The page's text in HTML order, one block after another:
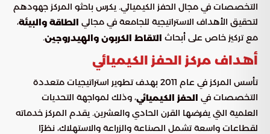
التخصصات في مجال الحفز الكيميائي. يكرس باحثو المركز جهودهم
لتحقيق الأهداف الاستراتيجية للجامعة في مجالي الطاقة والبيئة،
مع تركيز خاص على أبحاث التقاط الكربون والهيدروجين.
أهداف مركز الحفز الكيميائي
تأسس المركز في عام 2011 بهدف تطوير استراتيجيات متعددة
التخصصات في الحفز الكيميائي، وذلك لمواجهة التحديات
العلمية التي يفرضها القرن الحادي والعشرين. يقدم المركز خدماته
لقطاعات واسعة تشمل الصناعة والزراعة والاستهلاك، نظرًا